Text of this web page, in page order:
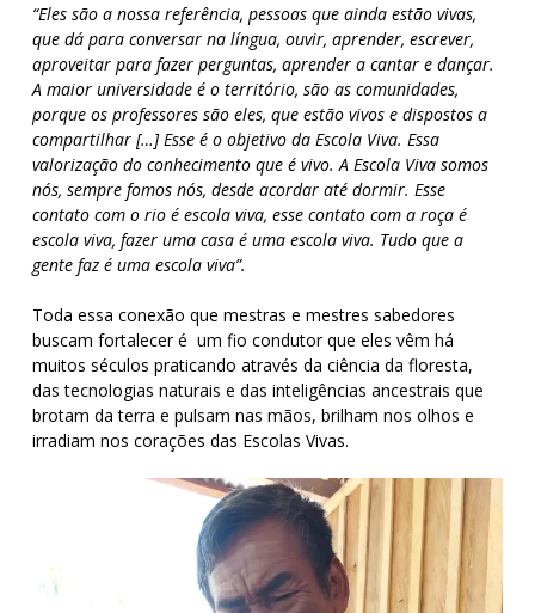
“Eles são a nossa referência, pessoas que ainda estão vivas,
que dá para conversar na língua, ouvir, aprender, escrever,
aproveitar para fazer perguntas, aprender a cantar e dançar.
A maior universidade é o território, são as comunidades,
porque os professores são eles, que estão vivos e dispostos a
compartilhar […] Esse é o objetivo da Escola Viva. Essa
valorização do conhecimento que é vivo. A Escola Viva somos
nós, sempre fomos nós, desde acordar até dormir. Esse
contato com o rio é escola viva, esse contato com a roça é
escola viva, fazer uma casa é uma escola viva. Tudo que a
gente faz é uma escola viva”.
Toda essa conexão que mestras e mestres sabedores
buscam fortalecer é um fio condutor que eles vêm há
muitos séculos praticando através da ciência da floresta,
das tecnologias naturais e das inteligências ancestrais que
brotam da terra e pulsam nas mãos, brilham nos olhos e
irradiam nos corações das Escolas Vivas.